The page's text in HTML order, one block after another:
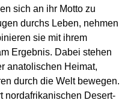
sich an ihr Motto zu
durchs Leben, nehmen
sie mit ihrem
Ergebnis. Dabei stehen
anatolischen Heimat,
durch die Welt bewegen.
nordafrikanischen Desert-